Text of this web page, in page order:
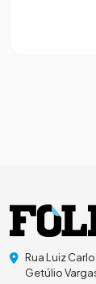
Rua Luiz
Getúlio